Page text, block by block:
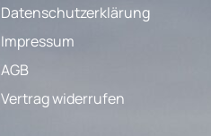
Datenschutzerklärung
Impressum
AGB
Vertrag widerrufen